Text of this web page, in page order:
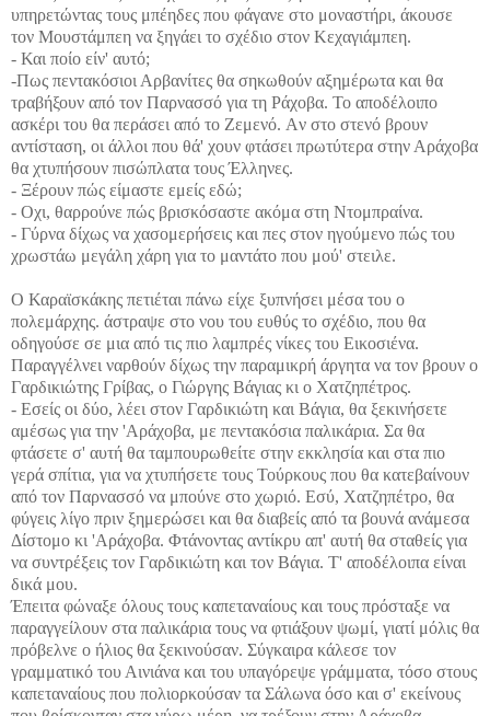
υπηρετώντας τους μπέηδες που φάγανε στο μοναστήρι, άκουσε
τον Μουστάμπεη να ξηγάει το σχέδιο στον Κεχαγιάμπεη.
- Και ποίο είν' αυτό;
-Πως πεντακόσιοι Αρβανίτες θα σηκωθούν αξημέρωτα και θα
τραβήξουν από τον Παρνασσό για τη Ράχοβα. Το αποδέλοιπο
ασκέρι του θα περάσει από το Ζεμενό. Aν στο στενό βρουν
αντίσταση, οι άλλοι που θά' χουν φτάσει πρωτύτερα στην Αράχοβα
θα χτυπήσουν πισώπλατα τους Έλληνες.
- Ξέρουν πώς είμαστε εμείς εδώ;
- Oχι, θαρρούνε πώς βρισκόσαστε ακόμα στη Ντομπραίνα.
- Γύρνα δίχως να χασομερήσεις και πες στον ηγούμενο πώς του
χρωστάω μεγάλη χάρη για το μαντάτο που μoύ' στειλε.
Ο Καραϊσκάκης πετιέται πάνω είχε ξυπνήσει μέσα του ο
πολεμάρχης. άστραψε στο νου του ευθύς το σχέδιο, που θα
οδηγούσε σε μια από τις πιο λαμπρές νίκες του Εικοσιένα.
Παραγγέλνει ναρθούν δίχως την παραμικρή άργητα να τον βρουν ο
Γαρδικιώτης Γρίβας, ο Γιώργης Βάγιας κι ο Χατζηπέτρος.
- Εσείς οι δύο, λέει στον Γαρδικιώτη και Βάγια, θα ξεκινήσετε
αμέσως για την 'Αράχοβα, με πεντακόσια παλικάρια. Σα θα
φτάσετε σ' αυτή θα ταμπουρωθείτε στην εκκλησία και στα πιο
γερά σπίτια, για να χτυπήσετε τους Τούρκους που θα κατεβαίνουν
από τον Παρνασσό να μπούνε στο χωριό. Εσύ, Χατζηπέτρο, θα
φύγεις λίγο πριν ξημερώσει και θα διαβείς από τα βουνά ανάμεσα
Δίστομο κι 'Αράχοβα. Φτάνοντας αντίκρυ απ' αυτή θα σταθείς για
να συντρέξεις τον Γαρδικιώτη και τον Βάγια. Τ' αποδέλοιπα είναι
δικά μου.
Έπειτα φώναξε όλους τους καπεταναίους και τους πρόσταξε να
παραγγείλουν στα παλικάρια τους να φτιάξουν ψωμί, γιατί μόλις θα
πρόβελνε ο ήλιος θα ξεκινούσαν. Σύγκαιρα κάλεσε τον
γραμματικό του Αινιάνα και του υπαγόρεψε γράμματα, τόσο στους
καπεταναίους που πολιορκούσαν τα Σάλωνα όσο και σ' εκείνους